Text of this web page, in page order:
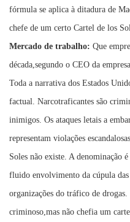
fórmula se aplica à ditadura de
chefe de um certo Cartel de los
Mercado de trabalho: Que
década,segundo o CEO da
Toda a narrativa dos Estados
factual. Narcotraficantes são
inimigos. Os ataques letais a
representam violações
Soles não existe. A denominação
fluido envolvimento da cúpula
organizações do tráfico de
criminoso,mas não chefia um